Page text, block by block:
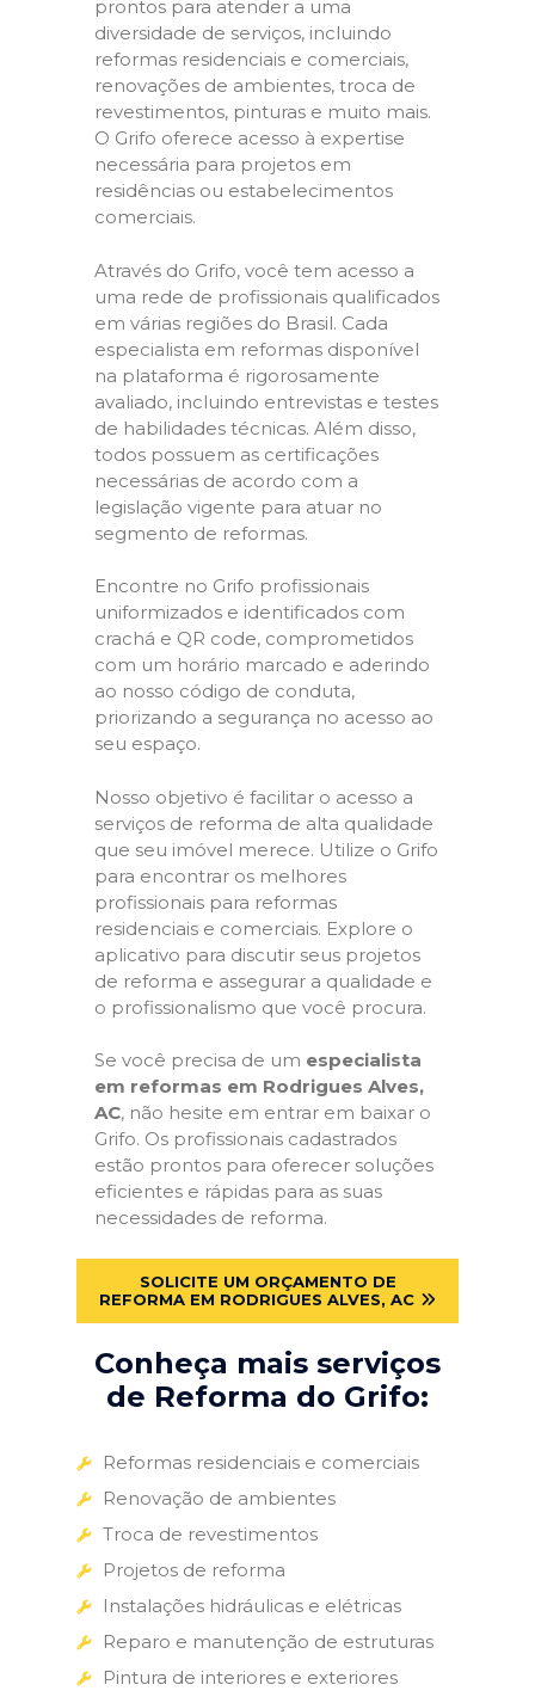
prontos para atender a uma
diversidade de serviços, incluindo
reformas residenciais e comerciais,
renovações de ambientes, troca de
revestimentos, pinturas e muito mais.
O Grifo oferece acesso à expertise
necessária para projetos em
residências ou estabelecimentos
comerciais.
Através do Grifo, você tem acesso a
uma rede de profissionais qualificados
em várias regiões do Brasil. Cada
especialista em reformas disponível
na plataforma é rigorosamente
avaliado, incluindo entrevistas e testes
de habilidades técnicas. Além disso,
todos possuem as certificações
necessárias de acordo com a
legislação vigente para atuar no
segmento de reformas.
Encontre no Grifo profissionais
uniformizados e identificados com
crachá e QR code, comprometidos
com um horário marcado e aderindo
ao nosso código de conduta,
priorizando a segurança no acesso ao
seu espaço.
Nosso objetivo é facilitar o acesso a
serviços de reforma de alta qualidade
que seu imóvel merece. Utilize o Grifo
para encontrar os melhores
profissionais para reformas
residenciais e comerciais. Explore o
aplicativo para discutir seus projetos
de reforma e assegurar a qualidade e
o profissionalismo que você procura.
Se você precisa de um especialista
em reformas em Rodrigues Alves,
AC, não hesite em entrar em baixar o
Grifo. Os profissionais cadastrados
estão prontos para oferecer soluções
eficientes e rápidas para as suas
necessidades de reforma.
SOLICITE UM ORÇAMENTO DE
REFORMA EM RODRIGUES ALVES, AC
Conheça mais serviços
de Reforma do Grifo:
Reformas residenciais e comerciais
Renovação de ambientes
Troca de revestimentos
Projetos de reforma
Instalações hidráulicas e elétricas
Reparo e manutenção de estruturas
Pintura de interiores e exteriores